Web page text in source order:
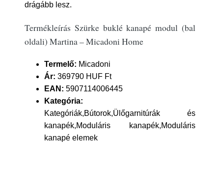
drágább lesz.
Termékleírás Szürke buklé kanapé modul (bal
oldali) Martina – Micadoni Home
Termelő: Micadoni
Ár: 369790 HUF Ft
EAN: 5907114006445
Kategória:
Kategóriák,Bútorok,Ülőgarnitúrák és
kanapék,Moduláris kanapék,Moduláris
kanapé elemek